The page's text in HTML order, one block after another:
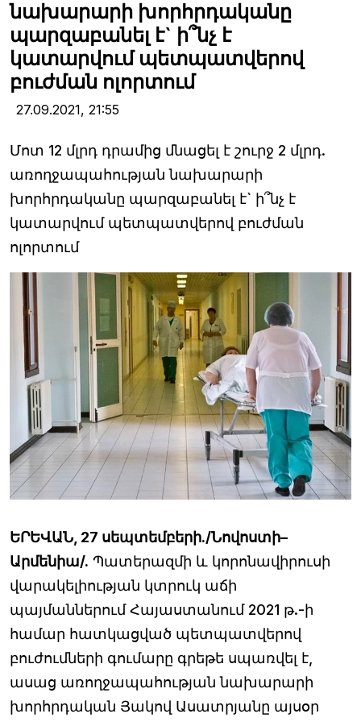
նախարարի խորհրդականը
պարզաբանել է` ի՞նչ է
կատարվում պետպատվերով
բուժման ոլորտում
27.09.2021, 21:55
Մոտ 12 մլրդ դրամից մնացել է շուրջ 2 մլրդ.
առողջապահության նախարարի
խորհրդականը պարզաբանել է` ի՞նչ է
կատարվում պետպատվերով բուժման
ոլորտում
ԵՐԵՎԱՆ, 27 սեպտեմբերի./Նովոստի–
Արմենիա/. Պատերազմի և կորոնավիրուսի
վարակելիության կտրուկ աճի
պայմաններում Հայաստանում 2021 թ.-ի
համար հատկացված պետպատվերով
բուժումների գումարը գրեթե սպառվել է,
ասաց առողջապահության նախարարի
խորհրդական Յակով Ասատրյանը այսօր